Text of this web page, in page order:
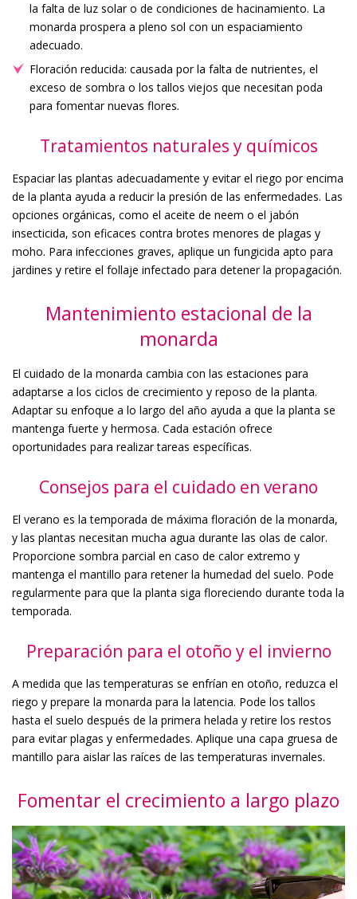
la falta de luz solar o de condiciones de hacinamiento. La
monarda prospera a pleno sol con un espaciamiento
adecuado.
Floración reducida: causada por la falta de nutrientes, el
exceso de sombra o los tallos viejos que necesitan poda
para fomentar nuevas flores.
Tratamientos naturales y químicos
Espaciar las plantas adecuadamente y evitar el riego por encima
de la planta ayuda a reducir la presión de las enfermedades. Las
opciones orgánicas, como el aceite de neem o el jabón
insecticida, son eficaces contra brotes menores de plagas y
moho. Para infecciones graves, aplique un fungicida apto para
jardines y retire el follaje infectado para detener la propagación.
Mantenimiento estacional de la
monarda
El cuidado de la monarda cambia con las estaciones para
adaptarse a los ciclos de crecimiento y reposo de la planta.
Adaptar su enfoque a lo largo del año ayuda a que la planta se
mantenga fuerte y hermosa. Cada estación ofrece
oportunidades para realizar tareas específicas.
Consejos para el cuidado en verano
El verano es la temporada de máxima floración de la monarda,
y las plantas necesitan mucha agua durante las olas de calor.
Proporcione sombra parcial en caso de calor extremo y
mantenga el mantillo para retener la humedad del suelo. Pode
regularmente para que la planta siga floreciendo durante toda la
temporada.
Preparación para el otoño y el invierno
A medida que las temperaturas se enfrían en otoño, reduzca el
riego y prepare la monarda para la latencia. Pode los tallos
hasta el suelo después de la primera helada y retire los restos
para evitar plagas y enfermedades. Aplique una capa gruesa de
mantillo para aislar las raíces de las temperaturas invernales.
Fomentar el crecimiento a largo plazo